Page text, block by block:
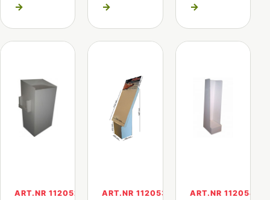
→
→
→
ART.NR 112052 ART.NR 112053 ART.NR 112054